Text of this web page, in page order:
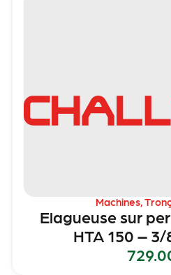
Machines,
Elagueuse sur
HTA 150 – 3/